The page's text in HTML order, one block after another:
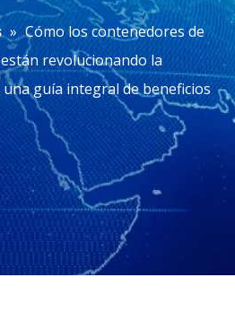
» Cómo los contenedores de
revolucionando la
guía integral de beneficios